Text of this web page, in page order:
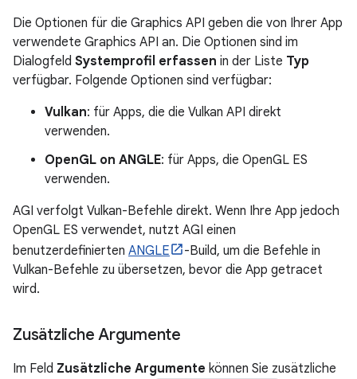
Die Optionen für die Graphics API geben die von Ihrer App
verwendete Graphics API an. Die Optionen sind im
Dialogfeld Systemprofil erfassen in der Liste Typ
verfügbar. Folgende Optionen sind verfügbar:
Vulkan: für Apps, die die Vulkan API direkt
verwenden.
OpenGL on ANGLE: für Apps, die OpenGL ES
verwenden.
AGI verfolgt Vulkan-Befehle direkt. Wenn Ihre App jedoch
OpenGL ES verwendet, nutzt AGI einen
benutzerdefinierten ANGLE
-Build, um die Befehle in
Vulkan-Befehle zu übersetzen, bevor die App getracet
wird.
Zusätzliche Argumente
Im Feld Zusätzliche Argumente können Sie zusätzliche